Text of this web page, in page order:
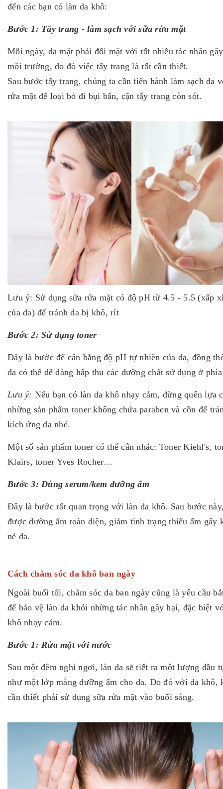
đến các bạn có làn da khô:
Bước 1: Tẩy trang - làm sạch với sữa rửa mặt
Mỗi ngày, da mặt phải đối mặt với rất nhiều tác nhân
môi trường, do đó việc tẩy trang là rất cần thiết.
Sau bước tẩy trang, chúng ta cần tiến hành làm sạch da
rửa mặt để loại bỏ đi bụi bẩn, cặn tẩy trang còn sót.
Lưu ý: Sử dụng sữa rửa mặt có độ pH từ 4.5 - 5.5 (xấp
của da) để tránh da bị khô, rít
Bước 2: Sử dụng toner
Đây là bước để cân bằng độ pH tự nhiên của da, đồng
da có thể dễ dàng hấp thu các dưỡng chất sử dụng ở
Lưu ý: Nếu bạn có làn da khô nhạy cảm, đừng quên lựa
những sản phẩm toner không chứa paraben và cồn để
kích ứng da nhé.
Một số sản phẩm toner có thể cân nhắc: Toner Kiehl's,
Klairs, toner Yves Rocher…
Bước 3: Dùng serum/kem dưỡng ẩm
Đây là bước rất quan trọng với làn da khô. Sau bước
được dưỡng ẩm toàn diện, giảm tình trạng thiếu ẩm gây
nẻ da.
Cách chăm sóc da khô ban ngày
Ngoài buổi tối, chăm sóc da ban ngày cũng là yêu cầu
để bảo vệ làn da khỏi những tác nhân gây hại, đặc biệt
khô nhạy cảm.
Bước 1: Rửa mặt với nước
Sau một đêm nghỉ ngơi, làn da sẽ tiết ra một lượng dầu
như một lớp màng dưỡng ẩm cho da. Do đó với da khô,
cần thiết phải sử dụng sữa rửa mặt vào buổi sáng.